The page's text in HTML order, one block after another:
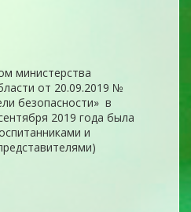
министерства
от 20.09.2019 №
безопасности» в
2019 года была
и